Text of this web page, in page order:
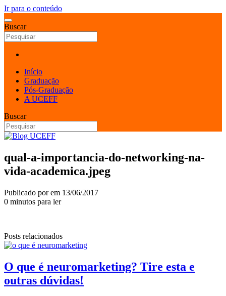
Ir para o conteúdo
Buscar
Início
Graduação
Pós-Graduação
A UCEFF
Buscar
qual-a-importancia-do-networking-na-
vida-academica.jpeg
Publicado porem 13/06/2017
0 minutos para ler
Posts relacionados
O que é neuromarketing? Tire esta e
outras dúvidas!